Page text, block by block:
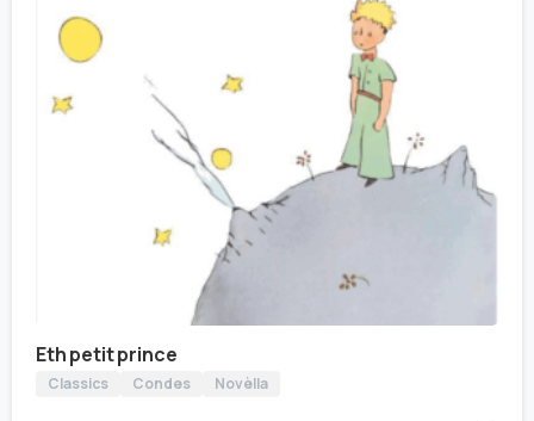
Eth petit prince
Classics Condes Novèlla